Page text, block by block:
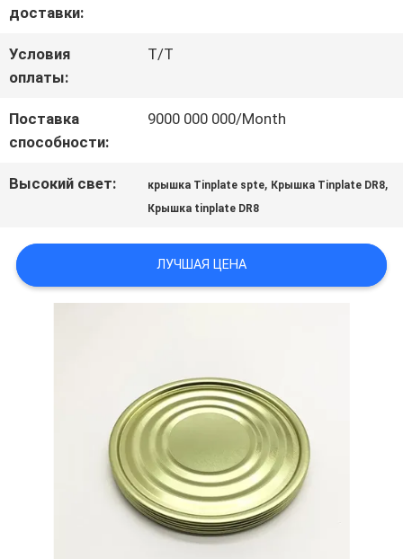
КАРТА
КОНФИДЕНЦИАЛЬНОСТИ
доставки:
Условия
оплаты:
T/T
Поставка
способности:
9000 000 000/Month
Высокий свет: крышка Tinplate spte, Крышка Tinplate DR8,
Крышка tinplate DR8
ЛУЧШАЯ ЦЕНА